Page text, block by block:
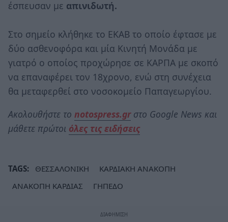
έσπευσαν με απινιδωτή.
Στο σημείο κλήθηκε το ΕΚΑΒ το οποίο έφτασε με
δύο ασθενοφόρα και μία Κινητή Μονάδα με
γιατρό ο οποίος προχώρησε σε ΚΑΡΠΑ με σκοπό
να επαναφέρει τον 18χρονο, ενώ στη συνέχεια
θα μεταφερθεί στο νοσοκομείο Παπαγεωργίου.
Ακολουθήστε το notospress.grστο Google News και
μάθετε πρώτοι όλες τις ειδήσεις
TAGS: ΘΕΣΣΑΛΟΝΙΚΗ
ΚΑΡΔΙΑΚΗ ΑΝΑΚΟΠΗ
ΑΝΑΚΟΠΗ ΚΑΡΔΙΑΣ
ΓΗΠΕΔΟ